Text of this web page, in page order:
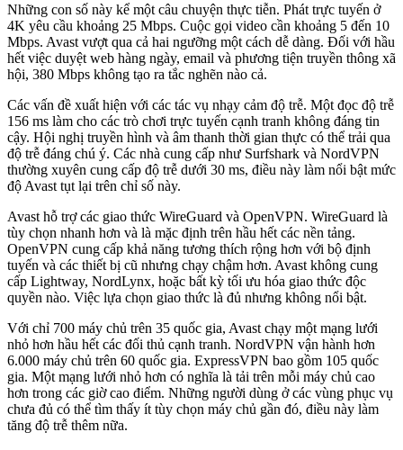
Những con số này kể một câu chuyện thực tiễn. Phát trực tuyến ở
4K yêu cầu khoảng 25 Mbps. Cuộc gọi video cần khoảng 5 đến 10
Mbps. Avast vượt qua cả hai ngưỡng một cách dễ dàng. Đối với hầu
hết việc duyệt web hàng ngày, email và phương tiện truyền thông xã
hội, 380 Mbps không tạo ra tắc nghẽn nào cả.
Các vấn đề xuất hiện với các tác vụ nhạy cảm độ trễ. Một đọc độ trễ
156 ms làm cho các trò chơi trực tuyến cạnh tranh không đáng tin
cậy. Hội nghị truyền hình và âm thanh thời gian thực có thể trải qua
độ trễ đáng chú ý. Các nhà cung cấp như Surfshark và NordVPN
thường xuyên cung cấp độ trễ dưới 30 ms, điều này làm nổi bật mức
độ Avast tụt lại trên chỉ số này.
Avast hỗ trợ các giao thức WireGuard và OpenVPN. WireGuard là
tùy chọn nhanh hơn và là mặc định trên hầu hết các nền tảng.
OpenVPN cung cấp khả năng tương thích rộng hơn với bộ định
tuyến và các thiết bị cũ nhưng chạy chậm hơn. Avast không cung
cấp Lightway, NordLynx, hoặc bất kỳ tối ưu hóa giao thức độc
quyền nào. Việc lựa chọn giao thức là đủ nhưng không nổi bật.
Với chỉ 700 máy chủ trên 35 quốc gia, Avast chạy một mạng lưới
nhỏ hơn hầu hết các đối thủ cạnh tranh. NordVPN vận hành hơn
6.000 máy chủ trên 60 quốc gia. ExpressVPN bao gồm 105 quốc
gia. Một mạng lưới nhỏ hơn có nghĩa là tải trên mỗi máy chủ cao
hơn trong các giờ cao điểm. Những người dùng ở các vùng phục vụ
chưa đủ có thể tìm thấy ít tùy chọn máy chủ gần đó, điều này làm
tăng độ trễ thêm nữa.